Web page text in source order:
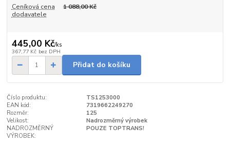
Ceníková cena
dodavatele
1 088,00 Kč
445,00 Kč/ks
367,77 Kč bez DPH
Přidat do košíku
Číslo produktu:
TS1253000
EAN kód:
7319662249270
Rozměr:
125
Velikost:
Nadrozměrný výrobek
NADROZMĚRNÝ
VÝROBEK:
POUZE TOPTRANS!